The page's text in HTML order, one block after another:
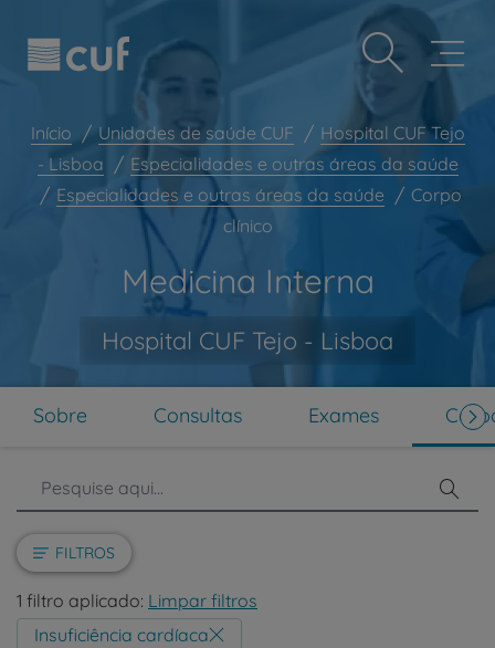
este
inclui
sistema
acessibilidade.
para
conteúdo
Prevenção e bem-estar
Grandes Áreas da Saúde
Plano +CUF
My CUF
Clientes e acompanhantes
CUF Academic Center
Para profissionais
Sobre nós
Início Unidades de saúde CUF
Hospital CUF Tejo
- Lisboa
Especialidades e outras áreas da saúde
Especialidades e outras áreas da saúde
Corpo
clínico
Medicina Interna
Hospital CUF Tejo - Lisboa
Sobre Consultas Exames
FILTROS
Insuficiência cardíaca
1 filtro aplicado: Limpar filtros